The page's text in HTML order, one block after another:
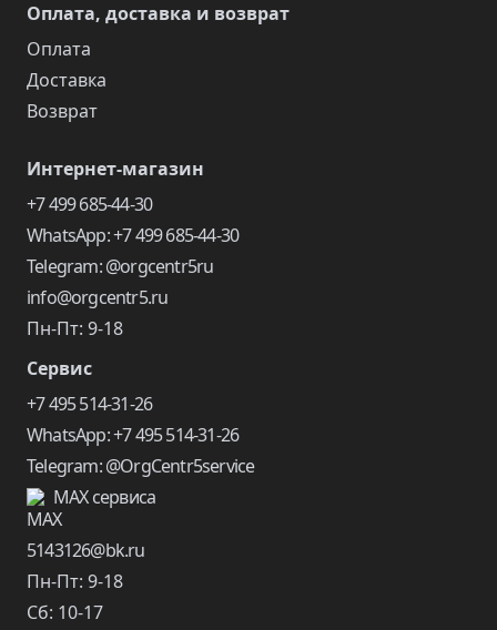
Оплата, доставка и возврат
Оплата
Доставка
Возврат
Интернет-магазин
+7 499 685-44-30
WhatsApp: +7 499 685-44-30
Telegram: @orgcentr5ru
info@orgcentr5.ru
Пн-Пт: 9-18
Сервис
+7 495 514-31-26
WhatsApp: +7 495 514-31-26
Telegram: @OrgCentr5service
MAX сервиса
5143126@bk.ru
Пн-Пт: 9-18
Сб: 10-17